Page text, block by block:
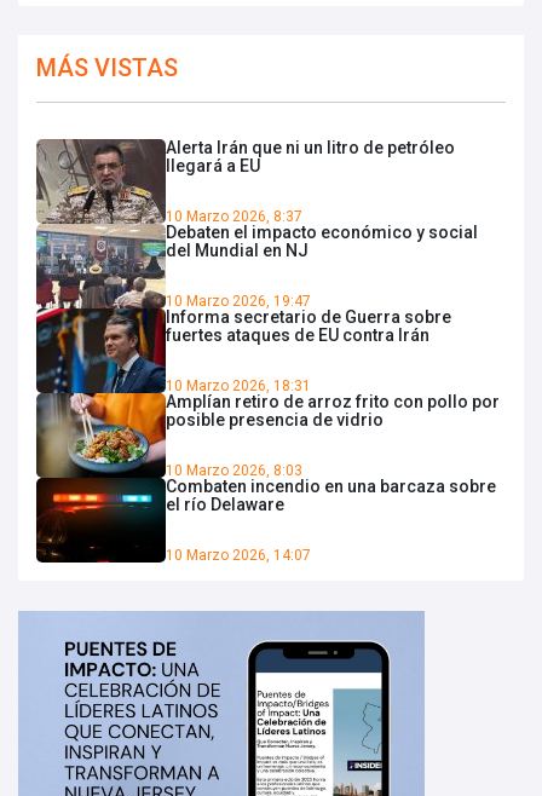
MÁS VISTAS
Alerta Irán que ni un litro de petróleo
llegará a EU
10 Marzo 2026, 8:37
Debaten el impacto económico y social
del Mundial en NJ
10 Marzo 2026, 19:47
Informa secretario de Guerra sobre
fuertes ataques de EU contra Irán
10 Marzo 2026, 18:31
Amplían retiro de arroz frito con pollo por
posible presencia de vidrio
10 Marzo 2026, 8:03
Combaten incendio en una barcaza sobre
el río Delaware
10 Marzo 2026, 14:07